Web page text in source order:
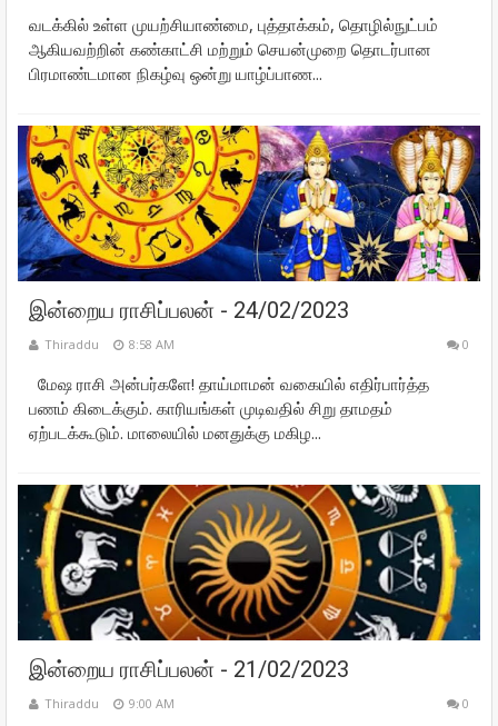
வடக்கில் உள்ள முயற்சியாண்மை, புத்தாக்கம், தொழில்நுட்பம்
ஆகியவற்றின் கண்காட்சி மற்றும் செயன்முறை தொடர்பான
பிரமாண்டமான நிகழ்வு ஒன்று யாழ்ப்பாண...
இன்றைய ராசிப்பலன் - 24/02/2023
Thiraddu 8:58 AM 0
மேஷ ராசி அன்பர்களே! தாய்மாமன் வகையில் எதிர்பார்த்த
பணம் கிடைக்கும். காரியங்கள் முடிவதில் சிறு தாமதம்
ஏற்படக்கூடும். மாலையில் மனதுக்கு மகிழ...
இன்றைய ராசிப்பலன் - 21/02/2023
Thiraddu 9:00 AM 0